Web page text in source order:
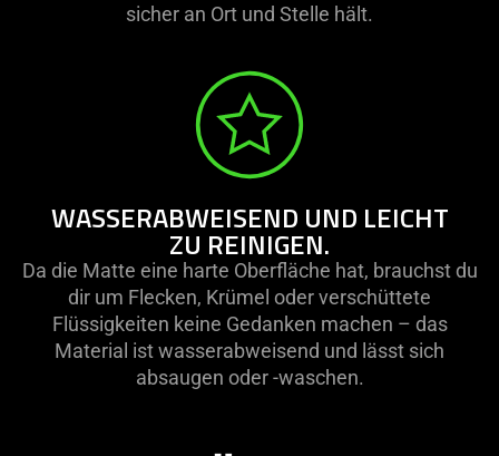
sicher an Ort und Stelle hält.
WASSERABWEISEND UND LEICHT
ZU REINIGEN.
Da die Matte eine harte Oberfläche hat, brauchst du
dir um Flecken, Krümel oder verschüttete
Flüssigkeiten keine Gedanken machen – das
Material ist wasserabweisend und lässt sich
absaugen oder -waschen.